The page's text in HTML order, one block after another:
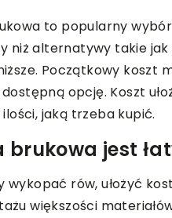
to popularny
niż alternatywy takie
Początkowy koszt
opcję. Koszt
jaką trzeba kupić.
brukowa jest
wykopać rów, ułożyć
większości